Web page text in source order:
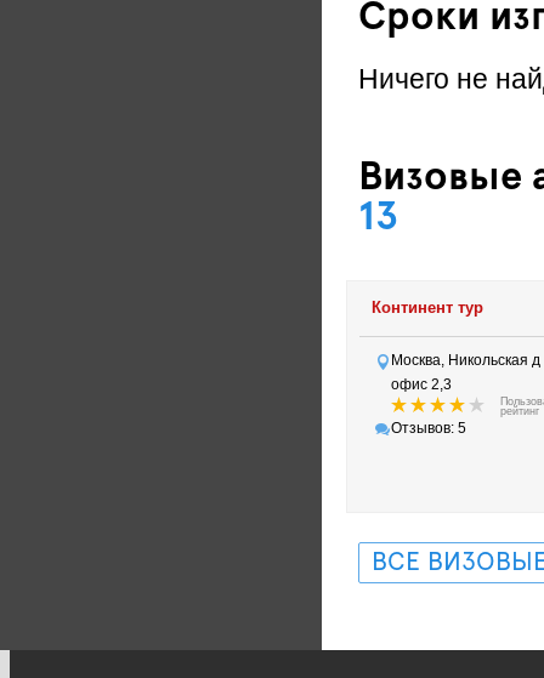
Сроки
Ничего не
Визовые
13
Континент тур
Москва, Никольская д
офис 2,3
рейтинг
Отзывов: 5
ВСЕ